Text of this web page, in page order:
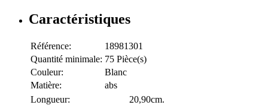
Caractéristiques
Référence:
18981301
Quantité minimale: 75 Pièce(s)
Couleur:
Blanc
Matière:
abs
Longueur:
20,90cm.